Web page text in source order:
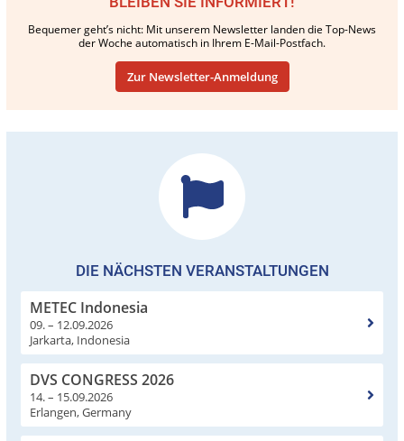
Bequemer geht’s nicht: Mit unserem Newsletter landen die Top-News
der Woche automatisch in Ihrem E-Mail-Postfach.
Zur Newsletter-Anmeldung
DIE NÄCHSTEN VERANSTALTUNGEN
METEC Indonesia
09. – 12.09.2026
Jarkarta, Indonesia
DVS CONGRESS 2026
14. – 15.09.2026
Erlangen, Germany